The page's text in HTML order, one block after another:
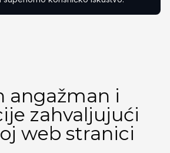
angažman i
zahvaljujući
web stranici